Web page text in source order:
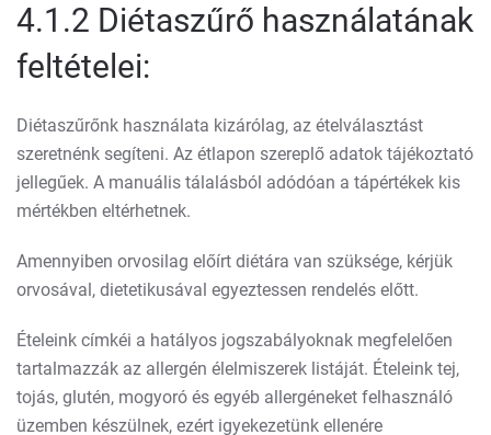
4.1.2 Diétaszűrő használatának
feltételei:
Diétaszűrőnk használata kizárólag, az ételválasztást
szeretnénk segíteni. Az étlapon szereplő adatok tájékoztató
jellegűek. A manuális tálalásból adódóan a tápértékek kis
mértékben eltérhetnek.
Amennyiben orvosilag előírt diétára van szüksége, kérjük
orvosával, dietetikusával egyeztessen rendelés előtt.
Ételeink címkéi a hatályos jogszabályoknak megfelelően
tartalmazzák az allergén élelmiszerek listáját. Ételeink tej,
tojás, glutén, mogyoró és egyéb allergéneket felhasználó
üzemben készülnek, ezért igyekezetünk ellenére